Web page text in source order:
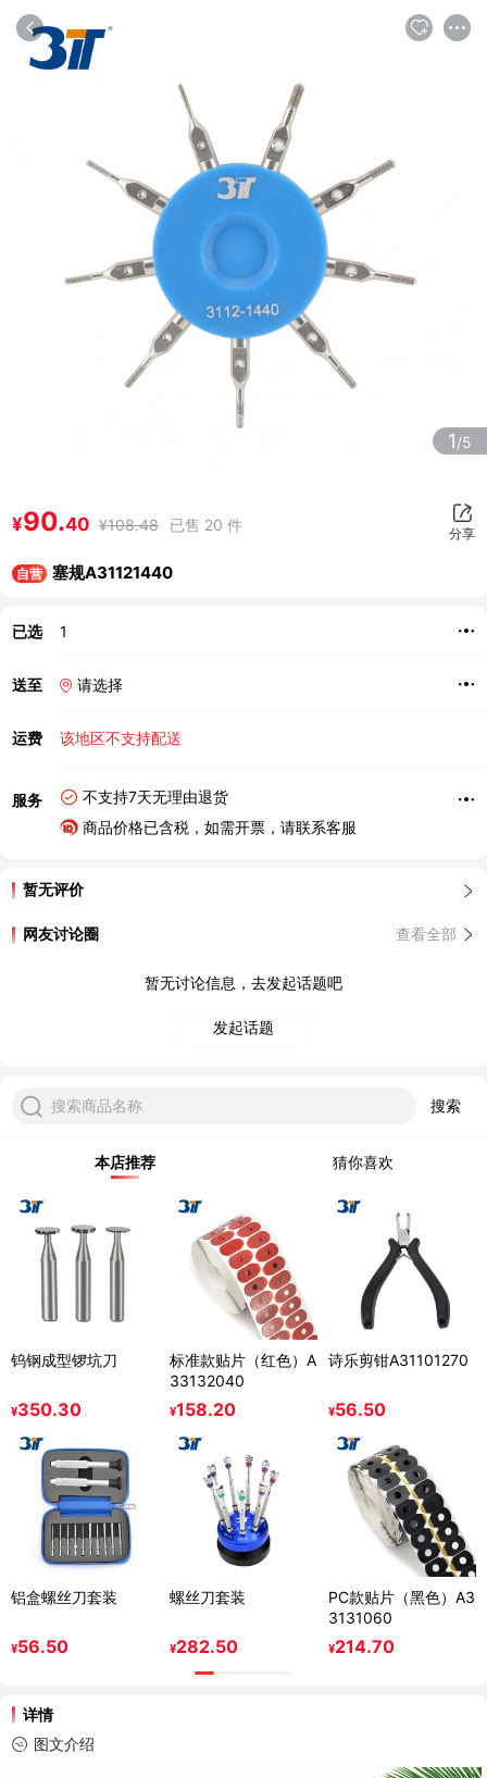
1/5
¥90.40 ¥108.48 已售 20 件 分享
自营 塞规A31121440
已选 1
送至 请选择
运费 该地区不支持配送
服务
不支持7天无理由退货
商品价格已含税，如需开票，请联系客服
暂无评价
网友讨论圈 查看全部
暂无讨论信息，去发起话题吧
发起话题
搜索商品名称 搜索
本店推荐 猜你喜欢
钨钢成型锣坑刀
¥350.30
标准款贴片（红色）A
33132040
¥158.20
诗乐剪钳A31101270
¥56.50
铝盒螺丝刀套装
¥56.50
螺丝刀套装
¥282.50
PC款贴片（黑色）A3
3131060
¥214.70
详情
图文介绍